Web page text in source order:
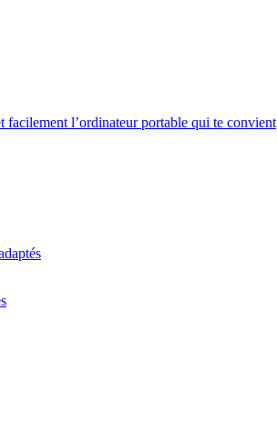
l’ordinateur portable qui te convient